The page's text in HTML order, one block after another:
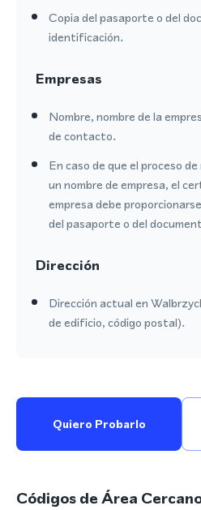
Copia del pasaporte o del
identificación.
Empresas
Nombre, nombre de la
de contacto.
En caso de que el proceso
un nombre de empresa, el
empresa debe
del pasaporte o del
Dirección
Dirección actual en
de edificio, código postal).
Quiero Probarlo
Códigos de Área